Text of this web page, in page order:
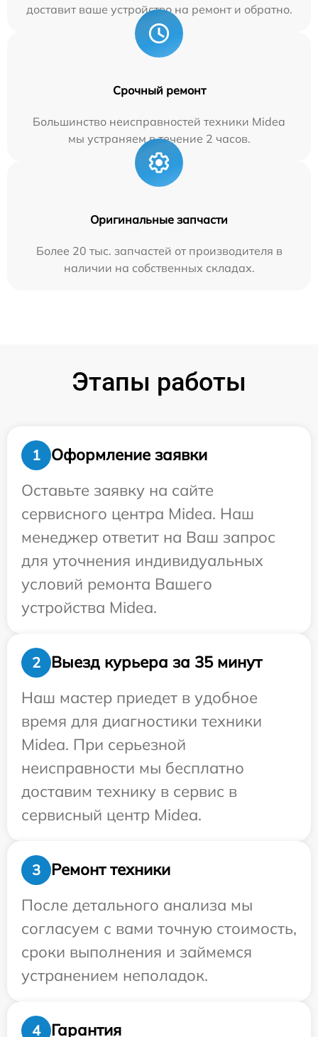
доставит ваше устройство на ремонт и обратно.
Срочный ремонт
Большинство неисправностей техники Midea
мы устраняем в течение 2 часов.
Оригинальные запчасти
Более 20 тыс. запчастей от производителя в
наличии на собственных складах.
Этапы работы
1
Оформление заявки
Оставьте заявку на сайте
сервисного центра Midea. Наш
менеджер ответит на Ваш запрос
для уточнения индивидуальных
условий ремонта Вашего
устройства Midea.
2
Выезд курьера за 35 минут
Наш мастер приедет в удобное
время для диагностики техники
Midea. При серьезной
неисправности мы бесплатно
доставим технику в сервис в
сервисный центр Midea.
3
Ремонт техники
После детального анализа мы
согласуем с вами точную стоимость,
сроки выполнения и займемся
устранением неполадок.
4 Гарантия